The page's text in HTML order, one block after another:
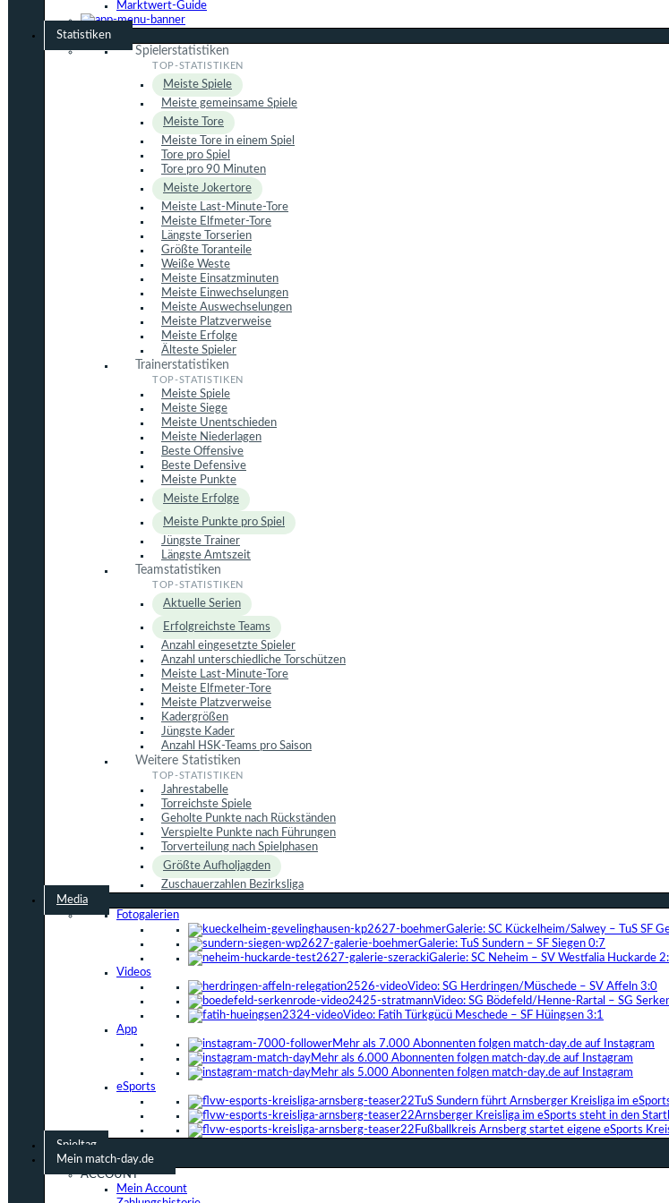
Marktwert-Guide
Statistiken
Spielerstatistiken
Meiste Spiele
Meiste gemeinsame Spiele
Meiste Tore
Meiste Tore in einem Spiel
Tore pro Spiel
Tore pro 90 Minuten
Meiste Jokertore
Meiste Last-Minute-Tore
Meiste Elfmeter-Tore
Längste Torserien
Größte Toranteile
Weiße Weste
Meiste Einsatzminuten
Meiste Einwechselungen
Meiste Auswechselungen
Meiste Platzverweise
Meiste Erfolge
Älteste Spieler
Trainerstatistiken
Meiste Spiele
Meiste Siege
Meiste Unentschieden
Meiste Niederlagen
Beste Offensive
Beste Defensive
Meiste Punkte
Meiste Erfolge
Meiste Punkte pro Spiel
Jüngste Trainer
Längste Amtszeit
Teamstatistiken
Aktuelle Serien
Erfolgreichste Teams
Anzahl eingesetzte Spieler
Anzahl unterschiedliche Torschützen
Meiste Last-Minute-Tore
Meiste Elfmeter-Tore
Meiste Platzverweise
Kadergrößen
Jüngste Kader
Anzahl HSK-Teams pro Saison
Weitere Statistiken
Jahrestabelle
Torreichste Spiele
Geholte Punkte nach Rückständen
Verspielte Punkte nach Führungen
Torverteilung nach Spielphasen
Größte Aufholjagden
Zuschauerzahlen Bezirksliga
Media
Fotogalerien
Galerie: SC Kückelheim/Salwey – TuS SF
Galerie: TuS Sundern – SF Siegen 0:7
Galerie: SC Neheim – SV Westfalia Huckarde
Videos
Video: SG Herdringen/Müschede – SV Affeln 3:0
Video: SG Bödefeld/Henne-Rartal – SG
Video: Fatih Türkgücü Meschede – SF Hüingsen 3:1
App
Mehr als 7.000 Abonnenten folgen match-day.de auf Instagram
Mehr als 6.000 Abonnenten folgen match-day.de auf Instagram
Mehr als 5.000 Abonnenten folgen match-day.de auf Instagram
eSports
TuS Sundern führt Arnsberger Kreisliga im
Arnsberger Kreisliga im eSports steht in den
Fußballkreis Arnsberg startet eigene eSports
Spieltag
Mein match-day.de
ACCOUNT
Mein Account